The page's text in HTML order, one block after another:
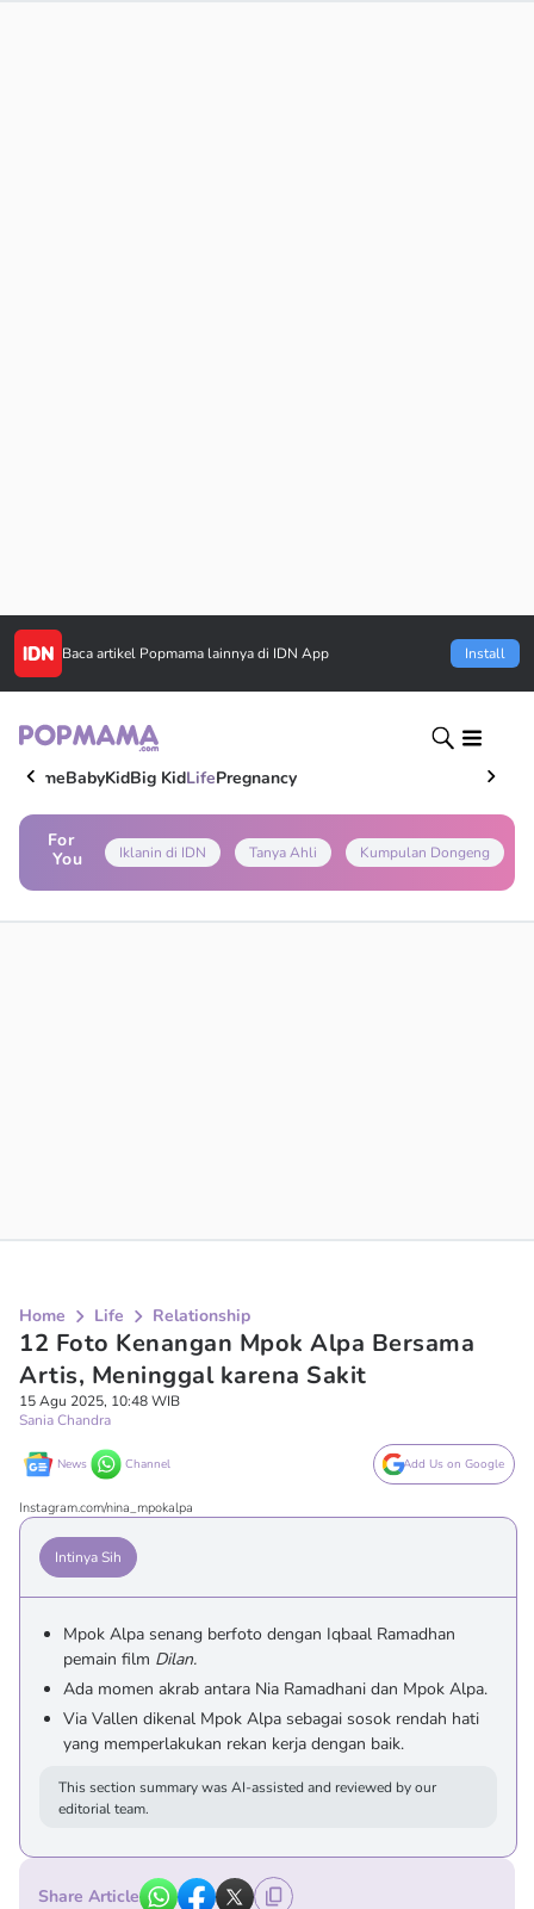
Baca artikel Popmama lainnya di IDN App Install
HomeBabyKidBig KidLifePregnancy
For
You
Iklanin di IDN Tanya Ahli Kumpulan Dongeng
Home Life Relationship
12 Foto Kenangan Mpok Alpa Bersama
Artis, Meninggal karena Sakit
15 Agu 2025, 10:48 WIB
Sania Chandra
News Channel Add Us on Google
Instagram.com/nina_mpokalpa
Intinya Sih
Mpok Alpa senang berfoto dengan Iqbaal Ramadhan
pemain film Dilan.
Ada momen akrab antara Nia Ramadhani dan Mpok Alpa.
Via Vallen dikenal Mpok Alpa sebagai sosok rendah hati
yang memperlakukan rekan kerja dengan baik.
This section summary was AI-assisted and reviewed by our
editorial team.
Share Article